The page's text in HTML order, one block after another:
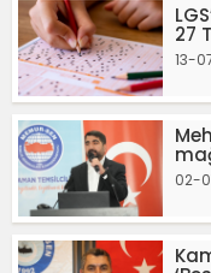
27
13-
02-